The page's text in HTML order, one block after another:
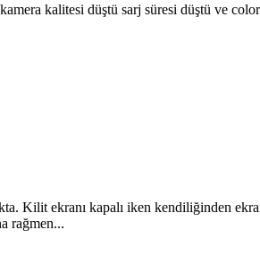
kalitesi düştü sarj süresi düştü ve
Kilit ekranı kapalı iken kendiliğinden
rağmen...